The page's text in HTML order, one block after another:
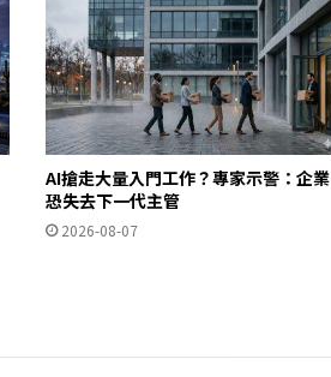
AI搶走大量入門工作？專家示警：企業
恐失去下一代主管
2026-08-07